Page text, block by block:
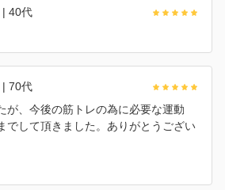
| 40代
| 70代
が、今後の筋トレの為に必要な運動
して頂きました。ありがとうござい